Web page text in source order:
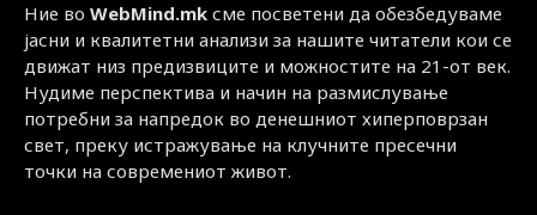
Ние во WebMind.mk сме посветени да обезбедуваме
јасни и квалитетни анализи за нашите читатели кои се
движат низ предизвиците и можностите на 21-от век.
Нудиме перспектива и начин на размислување
потребни за напредок во денешниот хиперповрзан
свет, преку истражување на клучните пресечни
точки на современиот живот.